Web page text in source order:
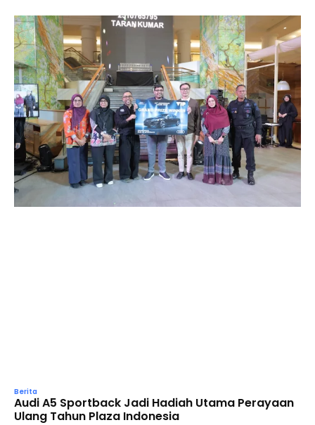
Berita
Audi A5 Sportback Jadi Hadiah Utama Perayaan
Ulang Tahun Plaza Indonesia